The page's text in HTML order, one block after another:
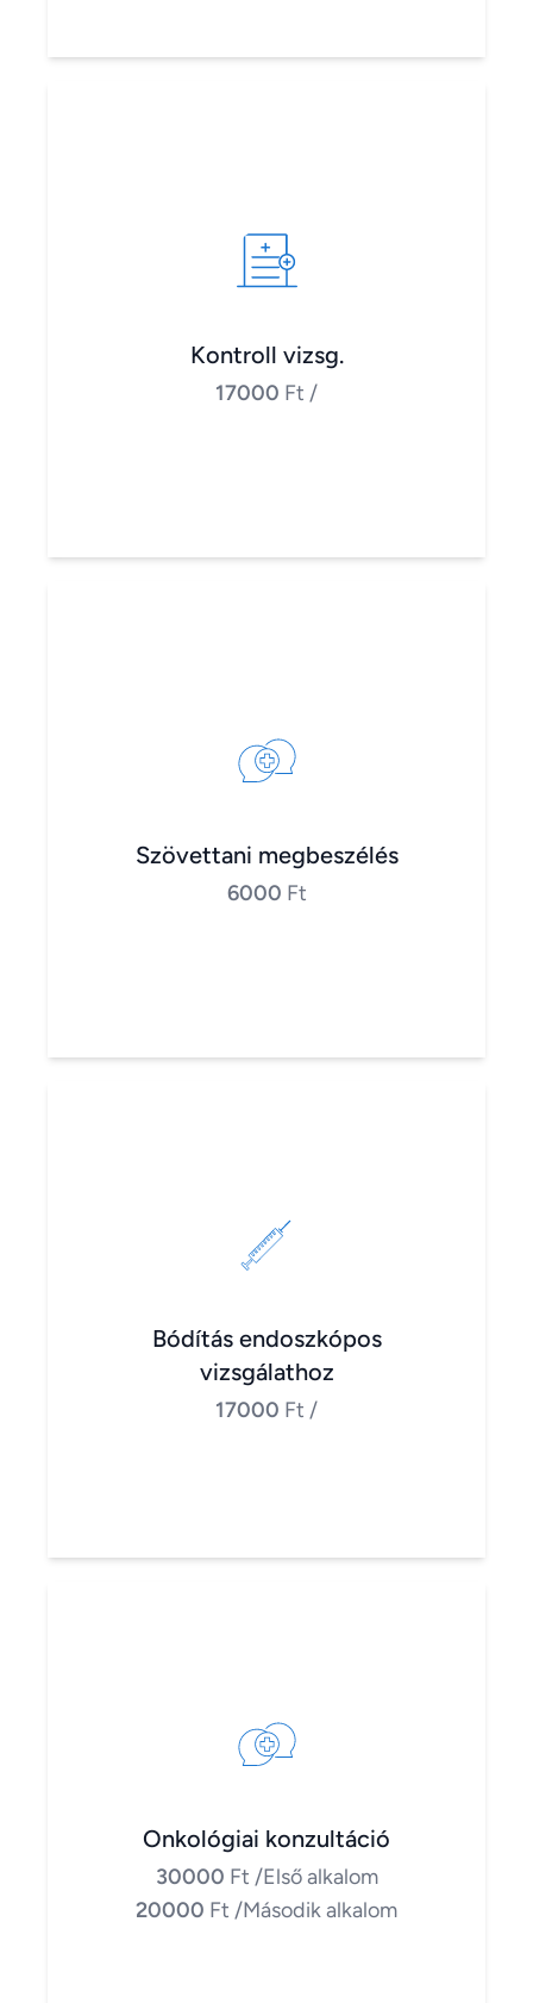
Kontroll vizsg.
17000 Ft /
Szövettani megbeszélés
6000 Ft
Bódítás endoszkópos
vizsgálathoz
17000 Ft /
Onkológiai konzultáció
30000 Ft /Első alkalom
20000 Ft /Második alkalom